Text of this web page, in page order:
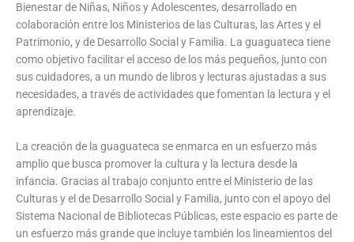
Bienestar de Niñas, Niños y Adolescentes, desarrollado en
colaboración entre los Ministerios de las Culturas, las Artes y el
Patrimonio, y de Desarrollo Social y Familia. La guaguateca tiene
como objetivo facilitar el acceso de los más pequeños, junto con
sus cuidadores, a un mundo de libros y lecturas ajustadas a sus
necesidades, a través de actividades que fomentan la lectura y el
aprendizaje.
La creación de la guaguateca se enmarca en un esfuerzo más
amplio que busca promover la cultura y la lectura desde la
infancia. Gracias al trabajo conjunto entre el Ministerio de las
Culturas y el de Desarrollo Social y Familia, junto con el apoyo del
Sistema Nacional de Bibliotecas Públicas, este espacio es parte de
un esfuerzo más grande que incluye también los lineamientos del